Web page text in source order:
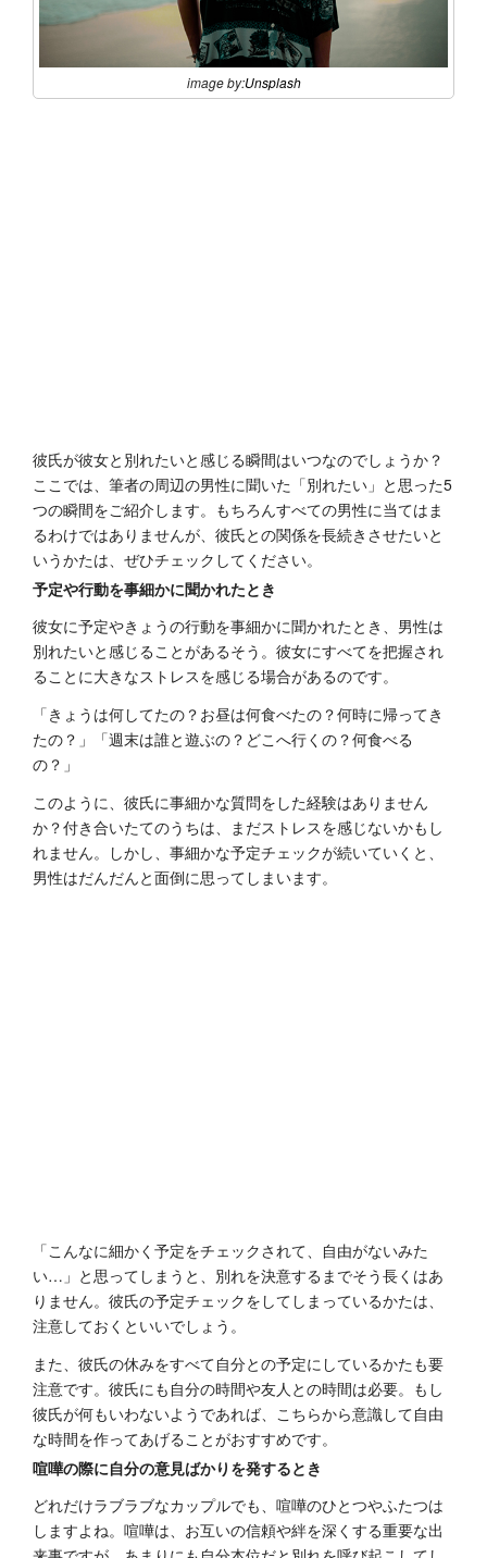
image by:Unsplash
彼氏が彼女と別れたいと感じる瞬間はいつなのでしょうか？
ここでは、筆者の周辺の男性に聞いた「別れたい」と思った5
つの瞬間をご紹介します。もちろんすべての男性に当てはま
るわけではありませんが、彼氏との関係を長続きさせたいと
いうかたは、ぜひチェックしてください。
予定や行動を事細かに聞かれたとき
彼女に予定やきょうの行動を事細かに聞かれたとき、男性は
別れたいと感じることがあるそう。彼女にすべてを把握され
ることに大きなストレスを感じる場合があるのです。
「きょうは何してたの？お昼は何食べたの？何時に帰ってき
たの？」「週末は誰と遊ぶの？どこへ行くの？何食べる
の？」
このように、彼氏に事細かな質問をした経験はありません
か？付き合いたてのうちは、まだストレスを感じないかもし
れません。しかし、事細かな予定チェックが続いていくと、
男性はだんだんと面倒に思ってしまいます。
「こんなに細かく予定をチェックされて、自由がないみた
い…」と思ってしまうと、別れを決意するまでそう長くはあ
りません。彼氏の予定チェックをしてしまっているかたは、
注意しておくといいでしょう。
また、彼氏の休みをすべて自分との予定にしているかたも要
注意です。彼氏にも自分の時間や友人との時間は必要。もし
彼氏が何もいわないようであれば、こちらから意識して自由
な時間を作ってあげることがおすすめです。
喧嘩の際に自分の意見ばかりを発するとき
どれだけラブラブなカップルでも、喧嘩のひとつやふたつは
しますよね。喧嘩は、お互いの信頼や絆を深くする重要な出